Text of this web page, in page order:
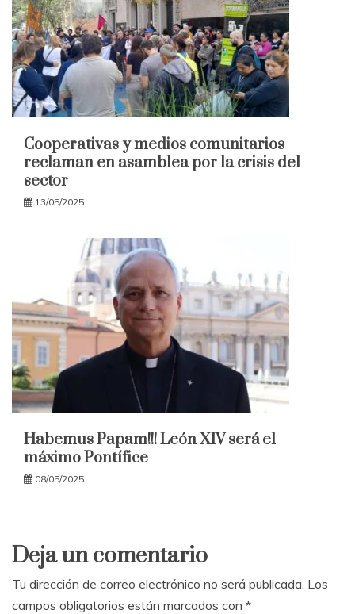
Cooperativas y medios comunitarios
reclaman en asamblea por la crisis del
sector
13/05/2025
Habemus Papam!!! León XIV será el
máximo Pontífice
08/05/2025
Deja un comentario
Tu dirección de correo electrónico no será publicada. Los
campos obligatorios están marcados con *